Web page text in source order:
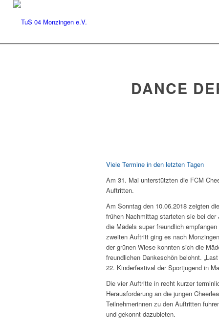
DANCE
Viele Termine in den letzten Tagen
Am 31. Mai unterstützten die FCM
Auftritten.
Am Sonntag den 10.06.2018 zeigten
frühen Nachmittag starteten sie bei
die Mädels super freundlich
zweiten Auftritt ging es nach Monzingen
der grünen Wiese konnten sich die
freundlichen Dankeschön belohnt.
22. Kinderfestival der Sportjugend in
Die vier Auftritte in recht kurzer
Herausforderung an die jungen
Teilnehmerinnen zu den Auftritten
und gekonnt dazubieten.